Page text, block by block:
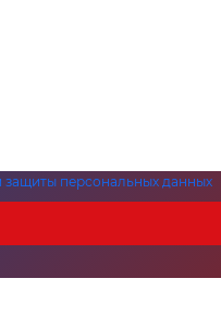
персональных данных